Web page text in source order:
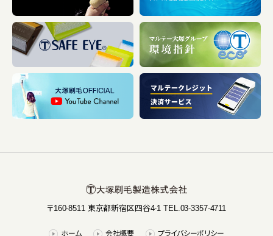
〒160-8511 東京都新宿区四谷4-1 TEL.03-3357-4711
ホーム 会社概要 プライバシーポリシー